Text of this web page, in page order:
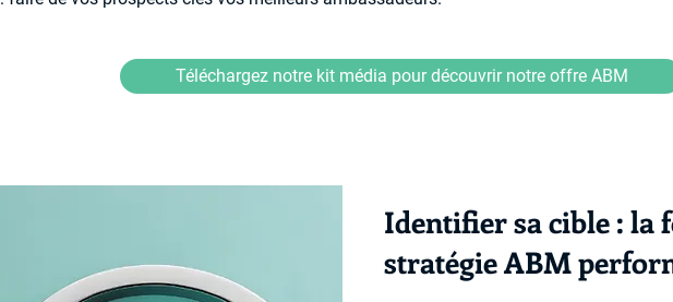
Téléchargez notre kit média pour découvrir notre offre ABM
Identifier sa cible : la
stratégie ABM